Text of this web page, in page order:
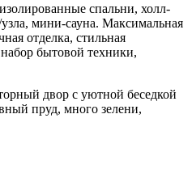
спальни, холл-
мини-сауна. Максимальная
отделка, стильная
бытовой техники,
двор с уютной беседкой
пруд, много зелени,